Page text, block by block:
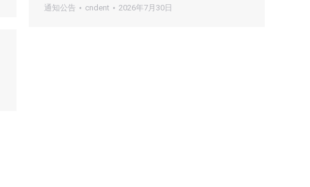
通知公告 cndent 2026年7月30日